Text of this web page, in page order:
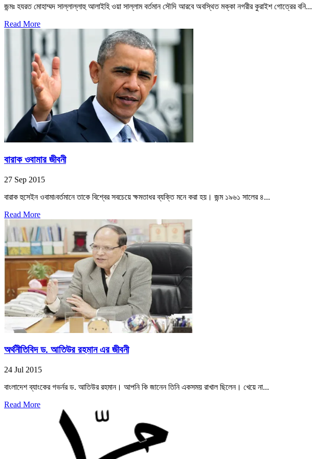
জন্মঃ হযরত মোহাম্মদ সাল্লাল্লাহু আলাইহি ওয়া সাল্লাম বর্তমান সৌদি আরবে অবস্থিত মক্কা নগরীর কুরাইশ গোত্রের বনি...
Read More
বারাক ওবামার জীবনী
27 Sep 2015
বারাক হুসেইন ওবামা৷বর্তমানে তাকে বিশ্বের সবচেয়ে ক্ষমতাধর ব্যক্তি মনে করা হয়। জন্ম ১৯৬১ সালের ৪...
Read More
অর্থনীতিবিদ ড. আতিউর রহমান এর জীবনী
24 Jul 2015
বাংলাদেশ ব্যাংকের গভর্নর ড. আতিউর রহমান। আপনি কি জানেন তিনি একসময় রাখাল ছিলেন। খেয়ে না...
Read More